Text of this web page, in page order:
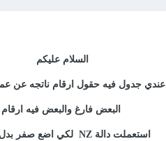
السلام عليكم
عندي جدول فيه حقول ارقام ناتجه عن
البعض فارغ والبعض فيه ارقام
استعملت دالة NZ لكي اضع صفر بدل الفراغ